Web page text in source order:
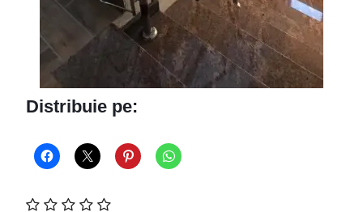
Distribuie pe: